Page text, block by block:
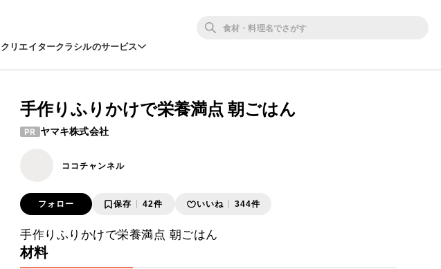
クリエイタークラシルのサービス
手作りふりかけで栄養満点 朝ごはん
PR ヤマキ株式会社
ココチャンネル
フォロー 保存 42件 いいね 344件
手作りふりかけで栄養満点 朝ごはん
材料